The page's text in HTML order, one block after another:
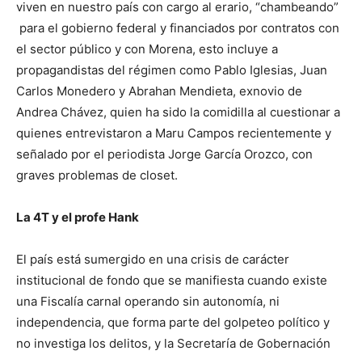
viven en nuestro país con cargo al erario, “chambeando”
para el gobierno federal y financiados por contratos con
el sector público y con Morena, esto incluye a
propagandistas del régimen como Pablo Iglesias, Juan
Carlos Monedero y Abrahan Mendieta, exnovio de
Andrea Chávez, quien ha sido la comidilla al cuestionar a
quienes entrevistaron a Maru Campos recientemente y
señalado por el periodista Jorge García Orozco, con
graves problemas de closet.
La 4T y el profe Hank
El país está sumergido en una crisis de carácter
institucional de fondo que se manifiesta cuando existe
una Fiscalía carnal operando sin autonomía, ni
independencia, que forma parte del golpeteo político y
no investiga los delitos, y la Secretaría de Gobernación